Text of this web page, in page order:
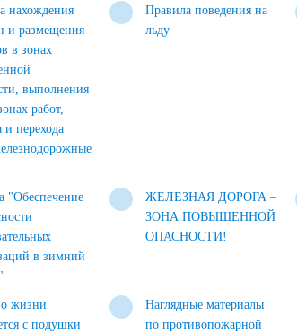
нахождения
и размещения
в зонах
выполнения
работ,
и перехода
Правила поведения на
льду
"Обеспечение
в зимний
ЖЕЛЕЗНАЯ ДОРОГА –
ЗОНА ПОВЫШЕННОЙ
ОПАСНОСТИ!
жизни
с подушки
Наглядные материалы
по противопожарной